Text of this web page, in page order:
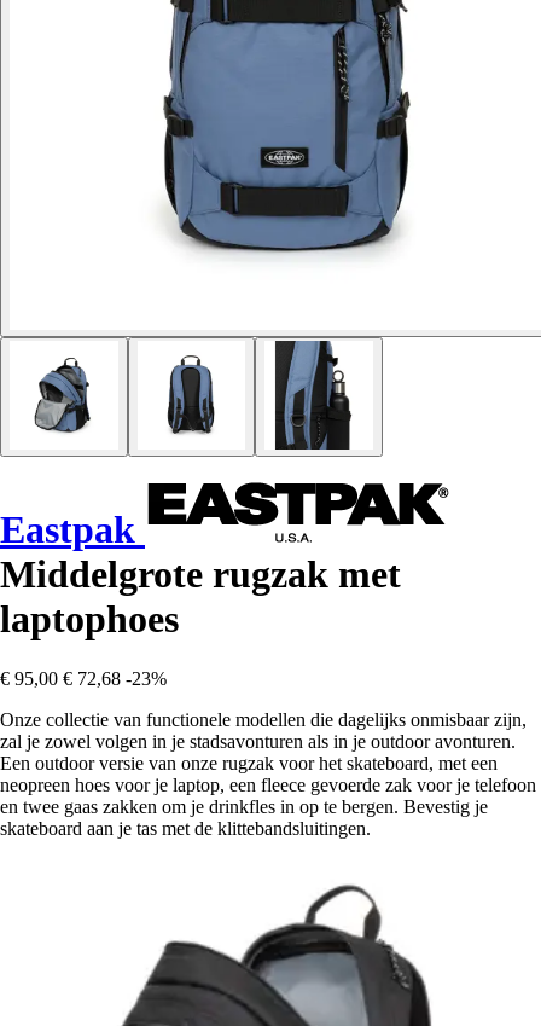
Eastpak
Middelgrote rugzak met
laptophoes
€ 95,00 € 72,68 -23%
Onze collectie van functionele modellen die dagelijks onmisbaar zijn,
zal je zowel volgen in je stadsavonturen als in je outdoor avonturen.
Een outdoor versie van onze rugzak voor het skateboard, met een
neopreen hoes voor je laptop, een fleece gevoerde zak voor je telefoon
en twee gaas zakken om je drinkfles in op te bergen. Bevestig je
skateboard aan je tas met de klittebandsluitingen.